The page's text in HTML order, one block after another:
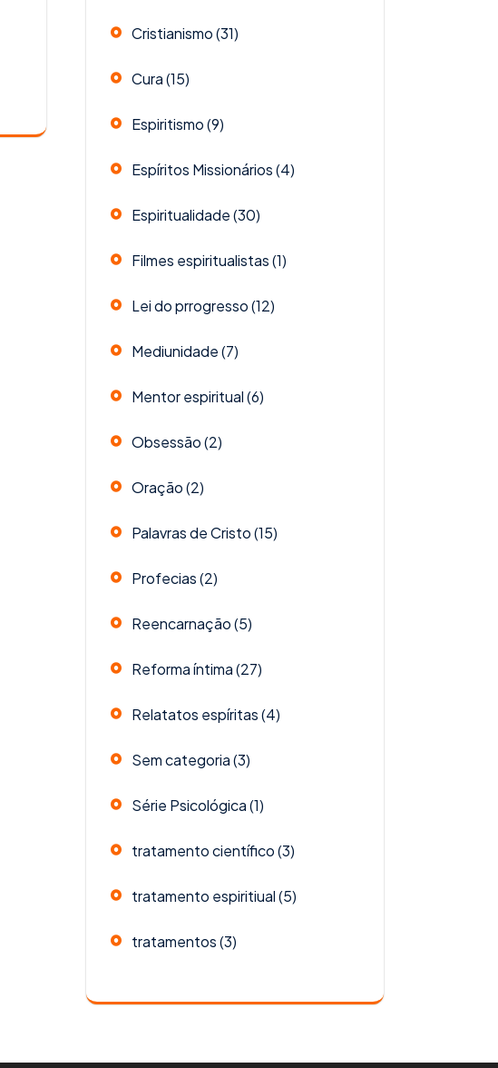
Cristianismo(31)
Cura(15)
Espiritismo(9)
Espíritos Missionários(4)
Espiritualidade(30)
Filmes espiritualistas(1)
Lei do prrogresso(12)
Mediunidade(7)
Mentor espiritual(6)
Obsessão(2)
Oração(2)
Palavras de Cristo(15)
Profecias(2)
Reencarnação(5)
Reforma íntima(27)
Relatatos espíritas(4)
Sem categoria(3)
Série Psicológica(1)
tratamento científico(3)
tratamento espiritiual(5)
tratamentos(3)